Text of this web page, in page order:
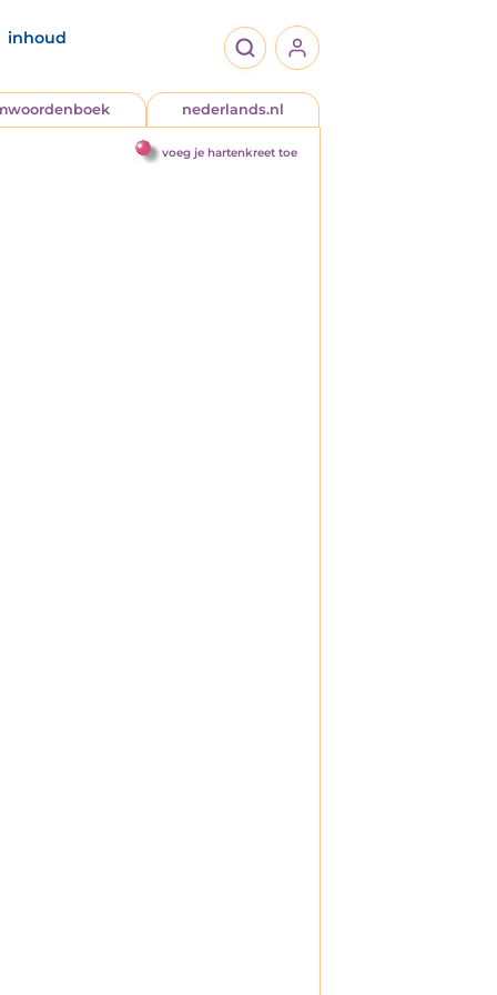
inhoud
nederlands.nl
voeg je hartenkreet toe